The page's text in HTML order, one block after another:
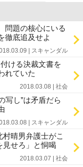
問題の核心にいる
徹底追及せよ
| スキャンダル
ける決裁文書を
れていた
2018.03.08 | 社会
写し”は矛盾だら
| スキャンダル
晴男弁護士がこ
見せろ」と恫喝
2018.03.07 | 社会